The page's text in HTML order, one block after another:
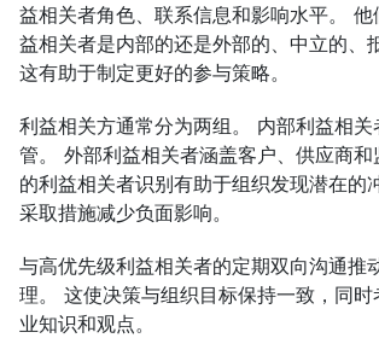
益相关者角色、联系信息和影响水平。 他
益相关者是内部的还是外部的、中立的、
这有助于制定更好的参与策略。
利益相关方通常分为两组。 内部利益相关
管。 外部利益相关者涵盖客户、供应商
的利益相关者识别有助于组织发现潜在的
采取措施减少负面影响。
与高优先级利益相关者的定期双向沟通推
理。 这使决策与组织目标保持一致，同
业知识和观点。